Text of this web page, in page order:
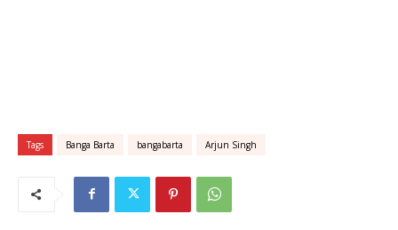
Tags Banga Barta bangabarta Arjun Singh